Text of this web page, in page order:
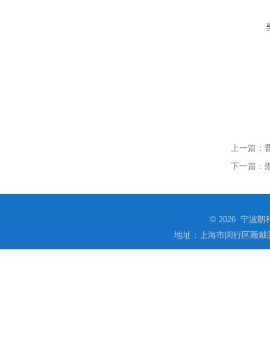
上一篇：
下一篇：
© 2026 宁波朗
地址：上海市闵行区顾